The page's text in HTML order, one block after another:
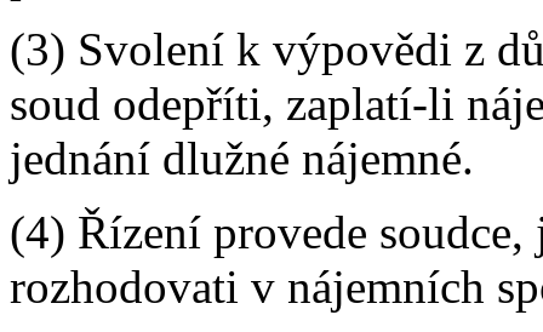
(3) Svolení k výpovědi z
soud odepříti, zaplatí-li
jednání dlužné nájemné.
(4) Řízení provede
rozhodovati v nájemních